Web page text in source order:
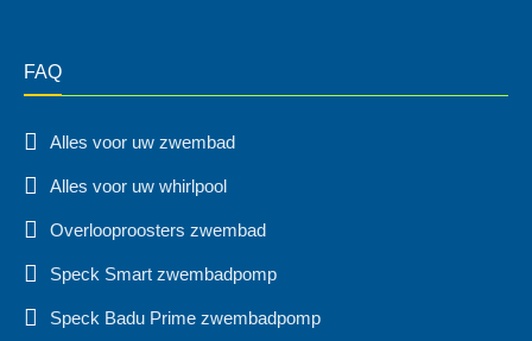
FAQ
Alles voor uw zwembad
Alles voor uw whirlpool
Overlooproosters zwembad
Speck Smart zwembadpomp
Speck Badu Prime zwembadpomp